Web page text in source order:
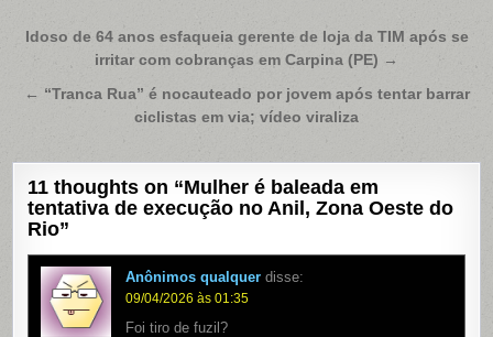
Navegação
Post
Idoso de 64 anos esfaqueia gerente de loja da TIM após se
irritar com cobranças em Carpina (PE) →
← “Tranca Rua” é nocauteado por jovem após tentar barrar
ciclistas em via; vídeo viraliza
11 thoughts on “Mulher é baleada em
tentativa de execução no Anil, Zona Oeste do
Rio”
Anônimos qualquer disse:
09/04/2026 às 01:35
Foi tiro de fuzil?